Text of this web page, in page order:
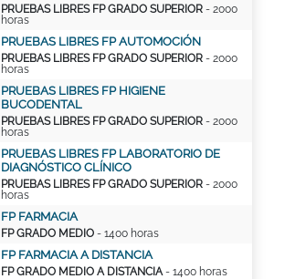
PRUEBAS LIBRES FP GRADO SUPERIOR - 2000
horas
PRUEBAS LIBRES FP AUTOMOCIÓN
PRUEBAS LIBRES FP GRADO SUPERIOR - 2000
horas
PRUEBAS LIBRES FP HIGIENE
BUCODENTAL
PRUEBAS LIBRES FP GRADO SUPERIOR - 2000
horas
PRUEBAS LIBRES FP LABORATORIO DE
DIAGNÓSTICO CLÍNICO
PRUEBAS LIBRES FP GRADO SUPERIOR - 2000
horas
FP FARMACIA
FP GRADO MEDIO - 1400 horas
FP FARMACIA A DISTANCIA
FP GRADO MEDIO A DISTANCIA- 1400 horas